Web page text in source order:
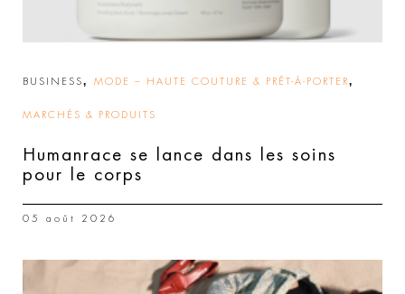
BUSINESS, MODE – HAUTE COUTURE & PRÊT-À-PORTER,
MARCHÉS & PRODUITS
Humanrace se lance dans les soins
pour le corps
05 août 2026